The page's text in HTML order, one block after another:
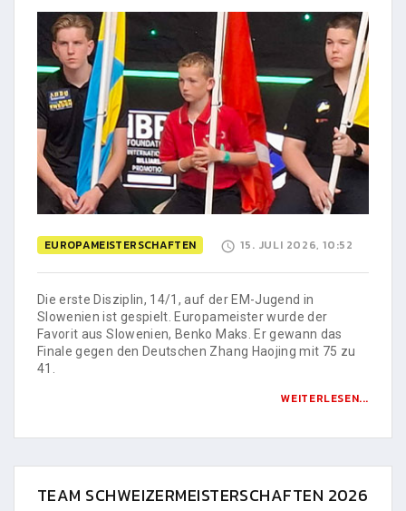
EUROPAMEISTERSCHAFTEN 15. JULI 2026, 10:52
Die erste Disziplin, 14/1, auf der EM-Jugend in
Slowenien ist gespielt. Europameister wurde der
Favorit aus Slowenien, Benko Maks. Er gewann das
Finale gegen den Deutschen Zhang Haojing mit 75 zu
41.
WEITERLESEN...
TEAM SCHWEIZERMEISTERSCHAFTEN 2026